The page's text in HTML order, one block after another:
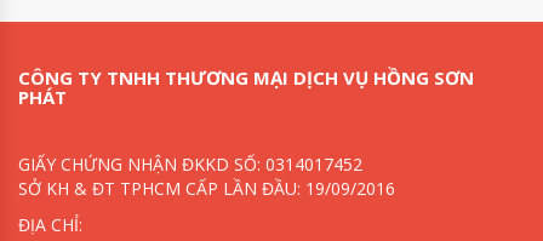
CÔNG TY TNHH THƯƠNG MẠI DỊCH VỤ HỒNG SƠN
PHÁT
GIẤY CHỨNG NHẬN ĐKKD SỐ: 0314017452
SỞ KH & ĐT TPHCM CẤP LẦN ĐẦU: 19/09/2016
ĐỊA CHỈ: